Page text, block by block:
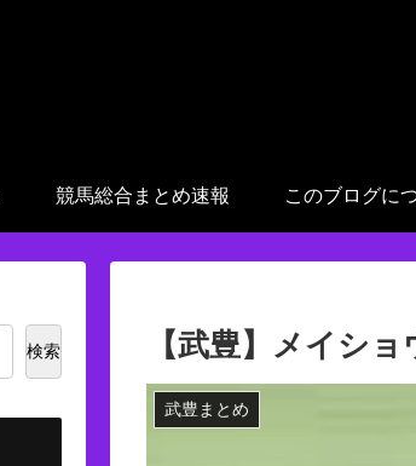
競馬総合まとめ速報 このブログに
【武豊】メイシ
武豊まとめ
検索